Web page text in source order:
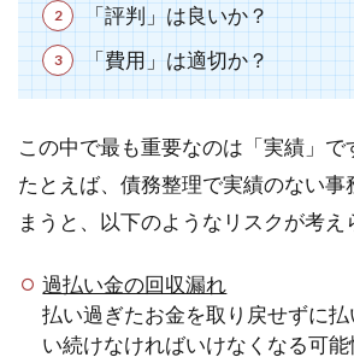
「評判」は良いか？
「費用」は適切か？
この中で最も重要なのは「実績」で
たとえば、債務整理で実績のない事
まうと、以下のようなリスクが考え
過払い金の回収漏れ
払い過ぎたお金を取り戻せずに
い続けなければいけなくなる可能